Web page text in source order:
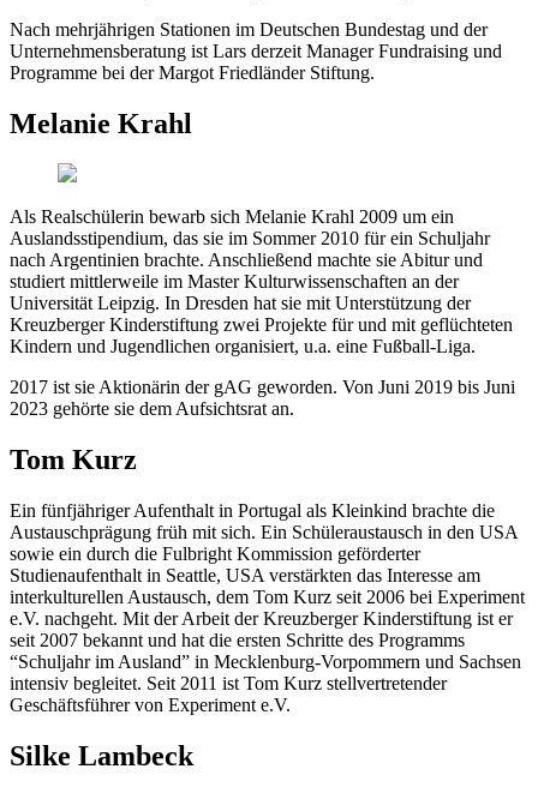
Nach mehrjährigen Stationen im Deutschen Bundestag und der
Unternehmensberatung ist Lars derzeit Manager Fundraising und
Programme bei der Margot Friedländer Stiftung.
Melanie Krahl
Als Realschülerin bewarb sich Melanie Krahl 2009 um ein
Auslandsstipendium, das sie im Sommer 2010 für ein Schuljahr
nach Argentinien brachte. Anschließend machte sie Abitur und
studiert mittlerweile im Master Kulturwissenschaften an der
Universität Leipzig. In Dresden hat sie mit Unterstützung der
Kreuzberger Kinderstiftung zwei Projekte für und mit geflüchteten
Kindern und Jugendlichen organisiert, u.a. eine Fußball-Liga.
2017 ist sie Aktionärin der gAG geworden. Von Juni 2019 bis Juni
2023 gehörte sie dem Aufsichtsrat an.
Tom Kurz
Ein fünfjähriger Aufenthalt in Portugal als Kleinkind brachte die
Austauschprägung früh mit sich. Ein Schüleraustausch in den USA
sowie ein durch die Fulbright Kommission geförderter
Studienaufenthalt in Seattle, USA verstärkten das Interesse am
interkulturellen Austausch, dem Tom Kurz seit 2006 bei Experiment
e.V. nachgeht. Mit der Arbeit der Kreuzberger Kinderstiftung ist er
seit 2007 bekannt und hat die ersten Schritte des Programms
“Schuljahr im Ausland” in Mecklenburg-Vorpommern und Sachsen
intensiv begleitet. Seit 2011 ist Tom Kurz stellvertretender
Geschäftsführer von Experiment e.V.
Silke Lambeck